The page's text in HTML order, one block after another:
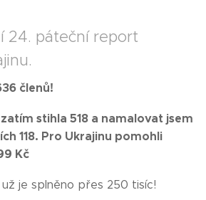
24. páteční report
členů!
stihla 518 a namalovat jsem
118. Pro Ukrajinu pomohli
Kč
už je splněno přes 250 tisíc!